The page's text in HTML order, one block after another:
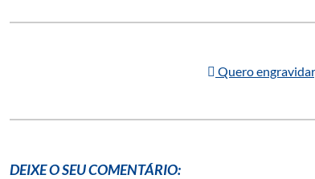
Quero
DEIXE O SEU COMENTÁRIO: